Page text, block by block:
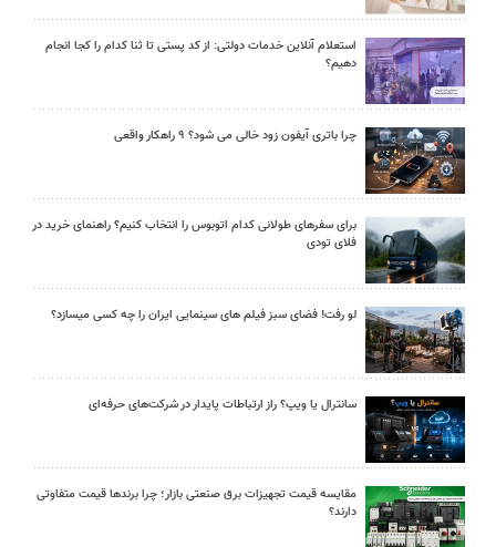
استعلام آنلاین خدمات دولتی: از کد پستی تا ثنا کدام را کجا انجام
دهیم؟
چرا باتری آیفون زود خالی می شود؟ ۹ راهکار واقعی
برای سفرهای طولانی کدام اتوبوس را انتخاب کنیم؟ راهنمای خرید در
فلای تودی
لو رفت! فضای سبز فیلم های سینمایی ایران را چه کسی میسازد؟
سانترال یا ویپ؟ راز ارتباطات پایدار در شرکت‌های حرفه‌ای
مقایسه قیمت تجهیزات برق صنعتی بازار؛ چرا برندها قیمت متفاوتی
دارند؟